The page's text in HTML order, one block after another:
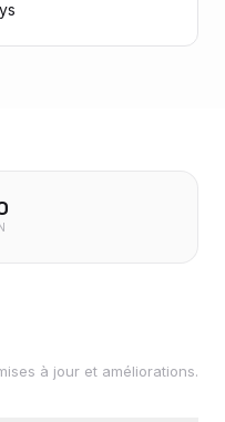
à jour et améliorations.